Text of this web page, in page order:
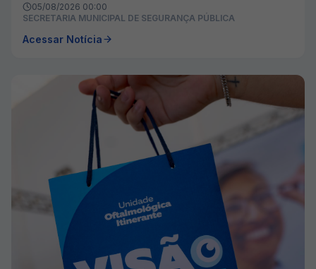
05/08/2026 00:00
SECRETARIA MUNICIPAL DE SEGURANÇA PÚBLICA
Acessar Notícia